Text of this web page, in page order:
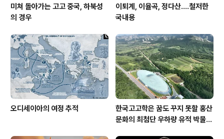
미쳐 돌아가는 고고 중국, 하북성
의 경우
이퇴계, 이율곡, 정다산....철저한
국내용
오디세이아의 여정 추적
한국고고학은 꿈도 꾸지 못할 홍산
문화의 최첨단 우하량 유적 박물관